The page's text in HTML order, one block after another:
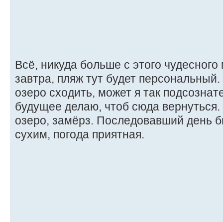
Всё, никуда больше с этого
завтра, пляж тут будет
озеро сходить, может я так
будущее делаю, чтоб сюда
озеро, замёрз. Последовавший день
сухим, погода приятная.